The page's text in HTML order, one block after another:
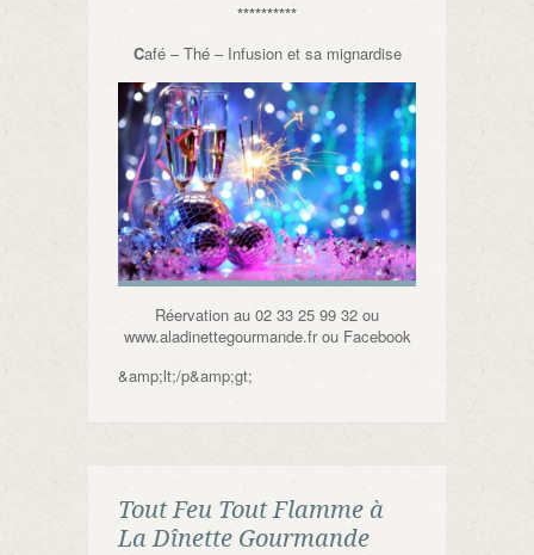
**********
Café – Thé – Infusion et sa mignardise
Réervation au 02 33 25 99 32 ou
www.aladinettegourmande.fr ou Facebook
&amp;lt;/p&amp;gt;
Tout Feu Tout Flamme à
La Dînette Gourmande